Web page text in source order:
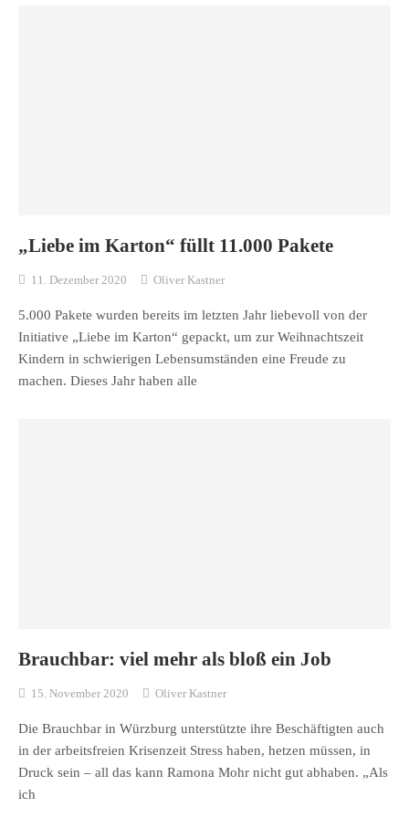
„Liebe im Karton“ füllt 11.000 Pakete
11. Dezember 2020 Oliver Kastner
5.000 Pakete wurden bereits im letzten Jahr liebevoll von der
Initiative „Liebe im Karton“ gepackt, um zur Weihnachtszeit
Kindern in schwierigen Lebensumständen eine Freude zu
machen. Dieses Jahr haben alle
Brauchbar: viel mehr als bloß ein Job
15. November 2020 Oliver Kastner
Die Brauchbar in Würzburg unterstützte ihre Beschäftigten auch
in der arbeitsfreien Krisenzeit Stress haben, hetzen müssen, in
Druck sein – all das kann Ramona Mohr nicht gut abhaben. „Als
ich